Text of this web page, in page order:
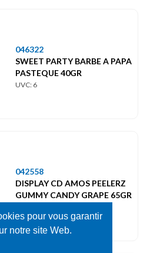
pour vous garantir
notre site Web.
046322
SWEET PARTY BARBE A PAPA
PASTEQUE 40GR
UVC: 6
042558
DISPLAY CD AMOS PEELERZ
GUMMY CANDY GRAPE 65GR